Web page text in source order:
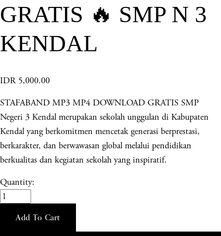
GRATIS 🔥 SMP N 3
KENDAL
IDR 5,000.00
STAFABAND MP3 MP4 DOWNLOAD GRATIS SMP
Negeri 3 Kendal merupakan sekolah unggulan di Kabupaten
Kendal yang berkomitmen mencetak generasi berprestasi,
berkarakter, dan berwawasan global melalui pendidikan
berkualitas dan kegiatan sekolah yang inspiratif.
Quantity:
Add To Cart